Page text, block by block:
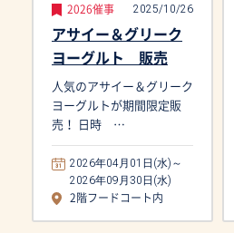
2026催事 2025/10/26
アサイー＆グリーク
ヨーグルト 販売
人気のアサイー＆グリーク
ヨーグルトが期間限定販
売！ 日時 …
2026年04月01日(水)～
2026年09月30日(水)
2階フードコート内